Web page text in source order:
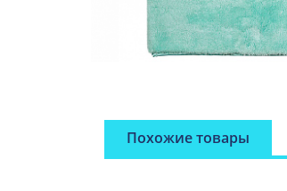
Похожие товары